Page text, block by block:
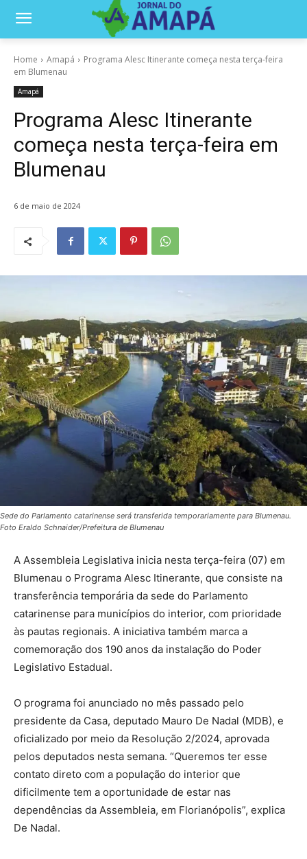
Home Amapá
Programa Alesc Itinerante começa nesta terça-feira
em Blumenau
Amapá
Programa Alesc Itinerante
começa nesta terça-feira em
Blumenau
6 de maio de 2024
Sede do Parlamento catarinense será transferida temporariamente para Blumenau.
Foto Eraldo Schnaider/Prefeitura de Blumenau
A Assembleia Legislativa inicia nesta terça-feira (07) em
Blumenau o Programa Alesc Itinerante, que consiste na
transferência temporária da sede do Parlamento
catarinense para municípios do interior, com prioridade
às pautas regionais. A iniciativa também marca a
comemoração dos 190 anos da instalação do Poder
Legislativo Estadual.
O programa foi anunciado no mês passado pelo
presidente da Casa, deputado Mauro De Nadal (MDB), e
oficializado por meio da Resolução 2/2024, aprovada
pelos deputados nesta semana. “Queremos ter esse
contato direto com a população do interior que
dificilmente tem a oportunidade de estar nas
dependências da Assembleia, em Florianópolis”, explica
De Nadal.